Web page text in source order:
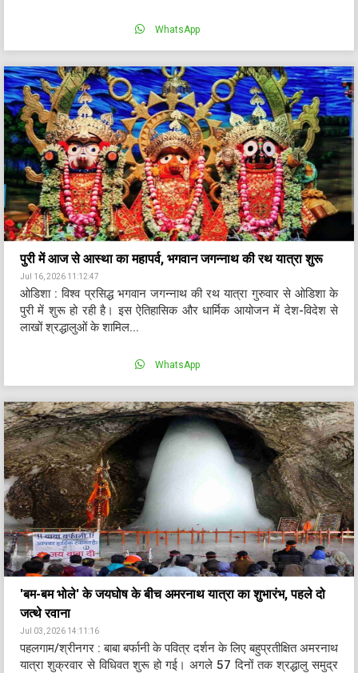
WhatsApp
पुरी में आज से आस्था का महापर्व, भगवान जगन्नाथ की रथ यात्रा शुरू
Jul 16, 2026 11:12:47
ओडिशा : विश्व प्रसिद्ध भगवान जगन्नाथ की रथ यात्रा गुरुवार से ओडिशा के
पुरी में शुरू हो रही है। इस ऐतिहासिक और धार्मिक आयोजन में देश-विदेश से
लाखों श्रद्धालुओं के शामिल...
WhatsApp
'बम-बम भोले' के जयघोष के बीच अमरनाथ यात्रा का शुभारंभ, पहले दो
जत्थे रवाना
Jul 03, 2026 14:11:16
पहलगाम/श्रीनगर : बाबा बर्फानी के पवित्र दर्शन के लिए बहुप्रतीक्षित अमरनाथ
यात्रा शुक्रवार से विधिवत शुरू हो गई। अगले 57 दिनों तक श्रद्धालु समुद्र